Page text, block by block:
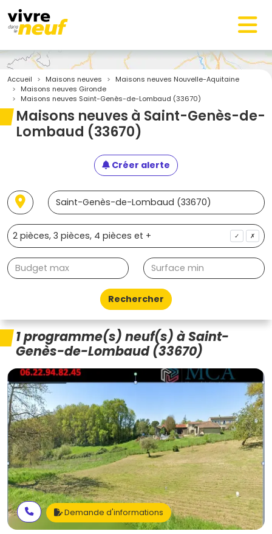
Accueil Maisons neuves
Maisons neuves Nouvelle-Aquitaine
Maisons neuves Gironde
Maisons neuves Saint-Genès-de-Lombaud (33670)
Maisons neuves à Saint-Genès-de-
Lombaud (33670)
Créer alerte
✓ ✗
Rechercher
1 programme(s) neuf(s) à Saint-
Genès-de-Lombaud (33670)
Demande d'informations